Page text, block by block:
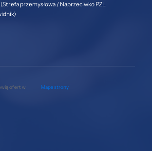
przemysłowa / Naprzeciwko PZL
ofert w
Mapa strony